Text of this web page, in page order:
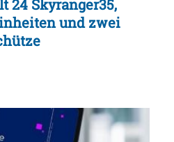
24 Skyranger35,
und zwei